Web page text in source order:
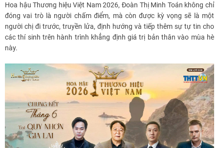
Hoa hậu Thương hiệu Việt Nam 2026, Đoàn Thị Minh Toán không chỉ
đóng vai trò là người chấm điểm, mà còn được kỳ vọng sẽ là một
người chị đi trước, truyền lửa, định hướng và tiếp thêm sự tự tin cho
các thí sinh trên hành trình khẳng định giá trị bản thân vào mùa hè
này.